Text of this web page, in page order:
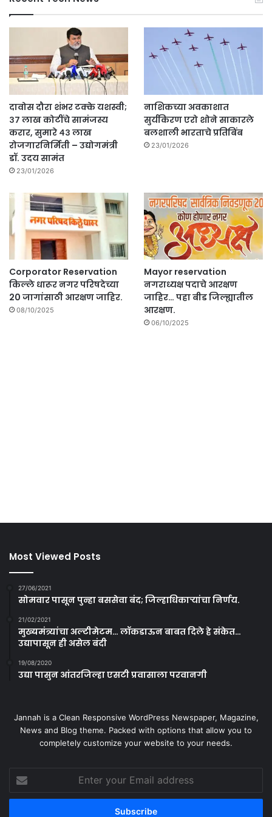
दावोस दौरा शंभर टक्के यशस्वी;
३७ लाख कोटींचे सामंजस्य
करार, सुमारे ४३ लाख
रोजगारनिर्मिती – उद्योगमंत्री
डॉ. उदय सामंत
23/01/2026
नाशिकच्या अवकाशात
सुर्यकिरण एरो शोने साकारले
बलशाली भारताचे प्रतिबिंब
23/01/2026
Corporator Reservation
किल्ले धारूर नगर परिषदेच्या
20 जागांसाठी आरक्षण जाहिर.
08/10/2025
Mayor reservation
नगराध्यक्ष पदाचे आरक्षण
जाहिर… पहा बीड जिल्ह्यातील
आरक्षण.
06/10/2025
Most Viewed Posts
27/06/2021
सोमवार पासून पुन्हा बससेवा बंद; जिल्हाधिकाऱ्यांचा निर्णय.
21/02/2021
मुख्यमंत्र्यांचा अल्टीमेटम… लॉकडाऊन बाबत दिले हे संकेत…
उद्यापासून ही असेल बंदी
19/08/2020
उद्या पासुन आंतरजिल्हा एसटी प्रवासाला परवानगी
Jannah is a Clean Responsive WordPress Newspaper, Magazine,
News and Blog theme. Packed with options that allow you to
completely customize your website to your needs.
Enter
your
Email